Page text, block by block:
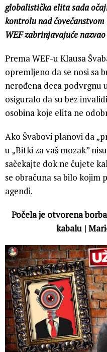
globalistička elita sada
kontrolu nad
WEF zabrinjavajuće
Prema WEF-u Klausa
opremljeno da se nosi sa
nerođena deca podvrgnu
osiguralo da su bez
osobina koje elita ne
Ako Švabovi planovi da
u „Bitki za vaš mozak”
sačekajte dok ne čujete
se obračuna sa bilo
agendi.
Počela je otvorena
kabalu |